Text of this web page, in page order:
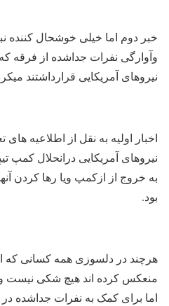
خبر دوم اما خیلی خوشحال کننده
وآوارگی نفرات جداشده از فرقه
نیروهای آمریکایی قرارداشتند
اخبار اولیه به نقل از اطلاعیه های
نیروهای آمریکایی درانحلال کمپ
به خروج از ازکمپ ویا رها کردن
بود.
هرچند در دلسوزی همه کسانی که
منعکس کرده اند هیچ شکی نیست
اما برای کمک به نفرات جداشده